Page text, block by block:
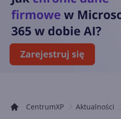
CentrumXP Aktualności